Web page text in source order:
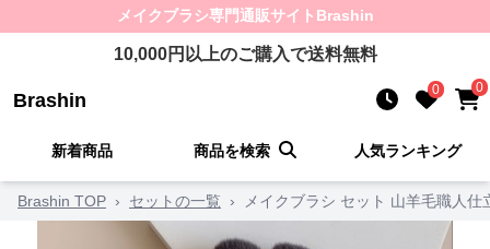
メイクブラシ専門通販サイト Brashin
10,000円以上のご購入で送料無料
Brashin 0 0
新着商品 商品を検索 人気ランキング
Brashin TOP › セットの一覧 › メイクブラシ セット 山羊毛職人仕